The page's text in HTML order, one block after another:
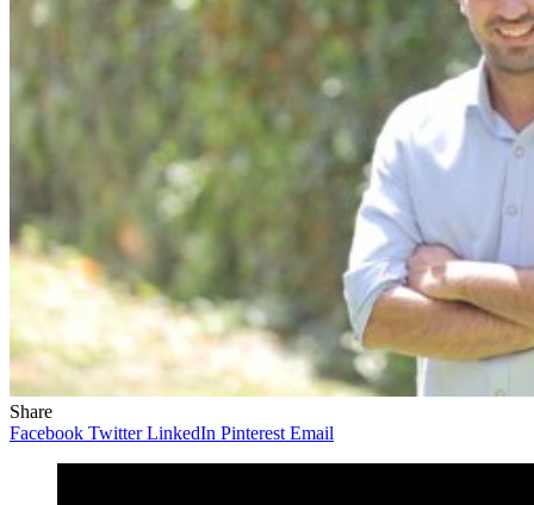
Share
Facebook Twitter LinkedIn Pinterest Email